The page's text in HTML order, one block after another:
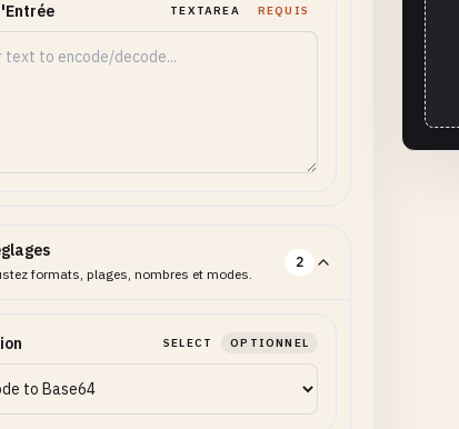
TEXTAREA REQUIS
formats, plages, nombres et modes.
2
SELECT OPTIONNEL